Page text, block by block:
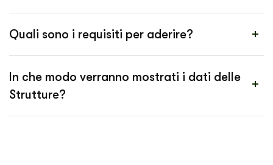
Quali sono i requisiti per aderire?
In che modo verranno mostrati i dati delle
Strutture?